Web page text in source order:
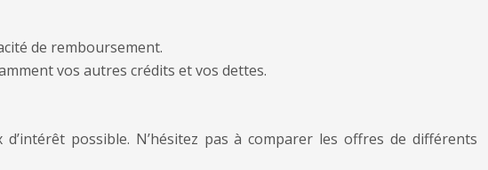
de remboursement.
vos autres crédits et vos dettes.
possible. N’hésitez pas à comparer les offres de différents